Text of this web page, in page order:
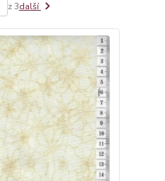
z 3další